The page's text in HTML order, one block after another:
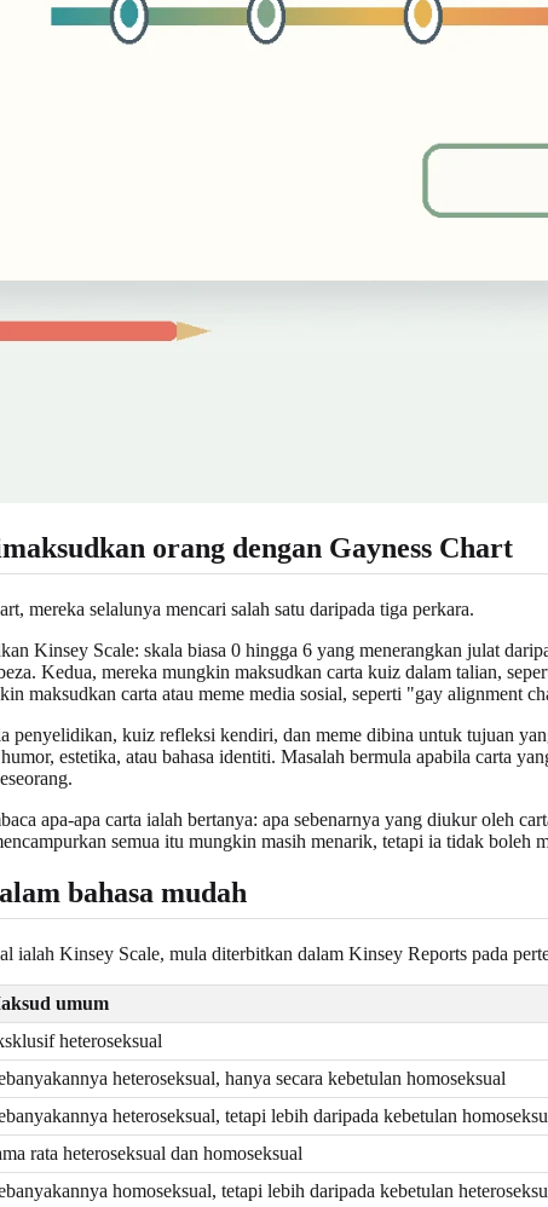
orang dengan Gayness Chart
mereka selalunya mencari salah satu daripada tiga perkara.
Kinsey Scale: skala biasa 0 hingga 6 yang menerangkan julat
Kedua, mereka mungkin maksudkan carta kuiz dalam talian,
maksudkan carta atau meme media sosial, seperti "gay alignment
penyelidikan, kuiz refleksi kendiri, dan meme dibina untuk tujuan
estetika, atau bahasa identiti. Masalah bermula apabila carta
apa-apa carta ialah bertanya: apa sebenarnya yang diukur oleh
semua itu mungkin masih menarik, tetapi ia tidak boleh
bahasa mudah
ialah Kinsey Scale, mula diterbitkan dalam Kinsey Reports pada
umum
heteroseksual
heteroseksual, hanya secara kebetulan homoseksual
heteroseksual, tetapi lebih daripada kebetulan
rata heteroseksual dan homoseksual
homoseksual, tetapi lebih daripada kebetulan